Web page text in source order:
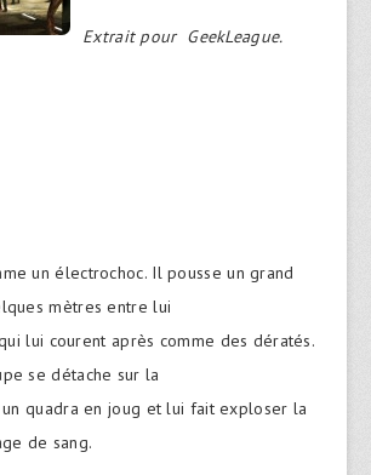
Extrait pour GeekLeague.
un électrochoc. Il pousse un grand
mètres entre lui
lui courent après comme des dératés.
se détache sur la
un quadra en joug et lui fait exploser la
de sang.